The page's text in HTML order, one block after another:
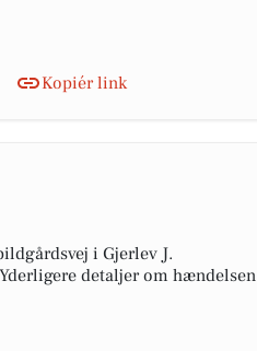
Kopiér link
i Gjerlev J.
detaljer om hændelsen